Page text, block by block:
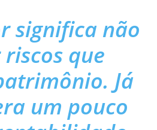
significa não
que
Já
um pouco